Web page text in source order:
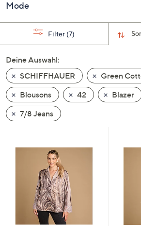
Pfeiltasten
nach
und
nach
unten
oder
wischen
Sie
auf
nach
anzuzeigen.
Mode
Filter (7)
Deine Auswahl:
SCHIFFHAUER
Green
Blousons
42 Blazer
7/8 Jeans